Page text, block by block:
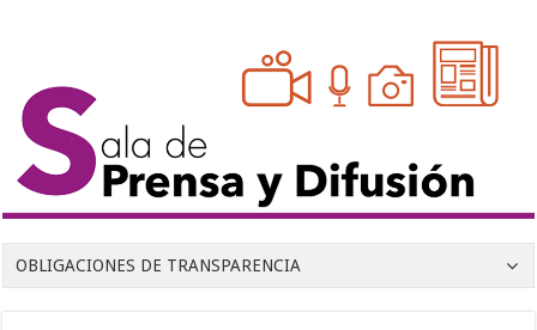
OBLIGACIONES DE TRANSPARENCIA